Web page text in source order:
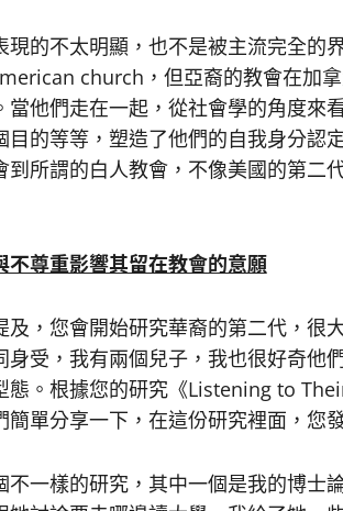
現的不太明顯，也不是被主流完全的
church，但亞裔的教會在加
當他們走在一起，從社會學的角度來
目的等等，塑造了他們的自我身分認
到所謂的白人教會，不像美國的第二
不尊重影響其留在教會的意願
及，您會開始研究華裔的第二代，很
身受，我有兩個兒子，我也很好奇他
態。根據您的研究《Listening to
簡單分享一下，在這份研究裡面，您
不一樣的研究，其中一個是我的博士